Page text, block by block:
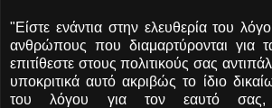
"Είστε ενάντια στην ελευθερία του
ανθρώπους που διαμαρτύρονται για
επιτίθεστε στους πολιτικούς σας
υποκριτικά αυτό ακριβώς το ίδιο
του λόγου για τον εαυτό σας,